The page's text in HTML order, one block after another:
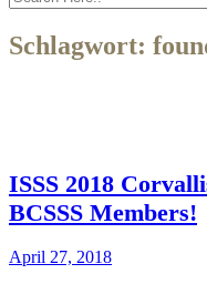
Schlagwort:
ISSS 2018
BCSSS Members!
April 27, 2018